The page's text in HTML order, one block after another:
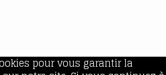
pour vous garantir la